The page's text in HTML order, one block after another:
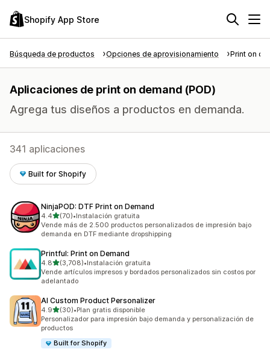
Shopify App Store
Búsqueda de productos Opciones de aprovisionamiento Print on
Aplicaciones de print on demand (POD)
Agrega tus diseños a productos en demanda.
341 aplicaciones
Built for Shopify
NinjaPOD: DTF Print on Demand
4.4de 5 estrellas
(70)
70 reseñas en total
•Instalación gratuita
Vende más de 2.500 productos personalizados de impresión bajo
demanda en DTF mediante dropshipping
Printful: Print on Demand
4.8de 5 estrellas
(3,708)
3708 reseñas en total
•Instalación gratuita
Vende artículos impresos y bordados personalizados sin costos por
adelantado
AI Custom Product Personalizer
4.9de 5 estrellas
(30)
30 reseñas en total
•Plan gratis disponible
Personalizador para impresión bajo demanda y personalización de
productos
Built for Shopify